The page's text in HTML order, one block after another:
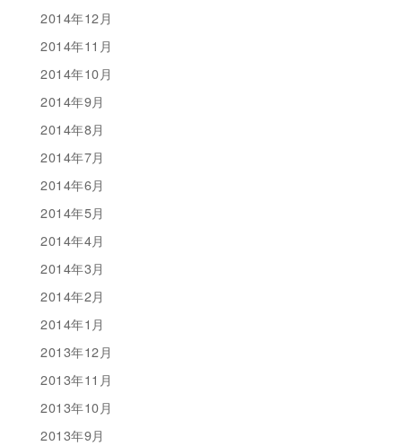
2014年12月
2014年11月
2014年10月
2014年9月
2014年8月
2014年7月
2014年6月
2014年5月
2014年4月
2014年3月
2014年2月
2014年1月
2013年12月
2013年11月
2013年10月
2013年9月